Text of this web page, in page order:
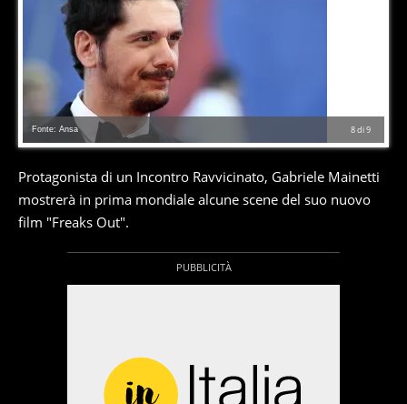
8di9
Fonte: Ansa
Protagonista di un Incontro Ravvicinato, Gabriele Mainetti
mostrerà in prima mondiale alcune scene del suo nuovo
film "Freaks Out".